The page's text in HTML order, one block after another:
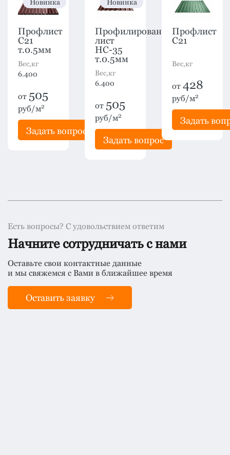
Новинка
Профлист
C21
т.0.5мм
Вес,кг
6.400
от 505
руб/м2
Задать вопрос
Новинка
Профилированный
лист
HC-35
т.0.5мм
Вес,кг
6.400
от 505
руб/м2
Задать вопрос
Профлист
C21
Вес,кг
от 428
руб/м2
Задать
Есть вопросы? С удовольствием ответим
Начните сотрудничать с нами
Оставьте свои контактные данные
и мы свяжемся с Вами в ближайшее время
Оставить заявку